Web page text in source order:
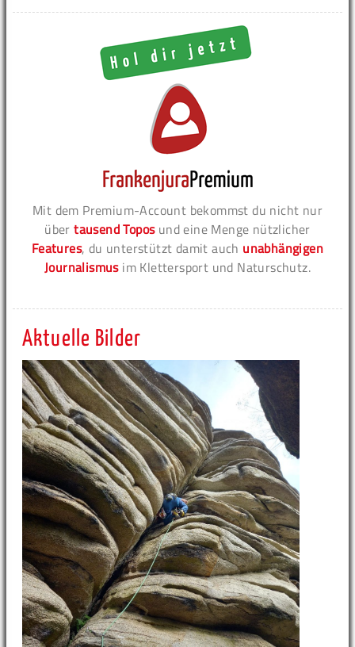
Mit dem Premium-Account bekommst du nicht nur
übertausend Toposund eine Menge nützlicher
Features, du unterstützt damit auch unabhängigen
Journalismusim Klettersport und Naturschutz.
Aktuelle Bilder